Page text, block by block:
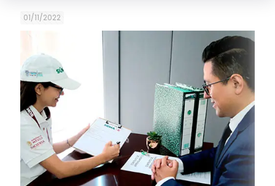
01/11/2022